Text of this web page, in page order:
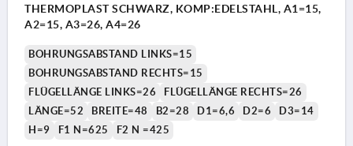
THERMOPLAST SCHWARZ, KOMP:EDELSTAHL, A1=15,
A2=15, A3=26, A4=26
BOHRUNGSABSTAND LINKS=15
BOHRUNGSABSTAND RECHTS=15
FLÜGELLÄNGE LINKS=26
FLÜGELLÄNGE RECHTS=26
LÄNGE=52
BREITE=48 B2=28 D1=6,6 D2=6
D3=14
H=9
F1 N=625 F2 N =425